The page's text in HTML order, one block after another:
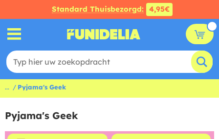
Standard Thuisbezorgd: 4,95€
... Pyjama's Geek
Pyjama's Geek